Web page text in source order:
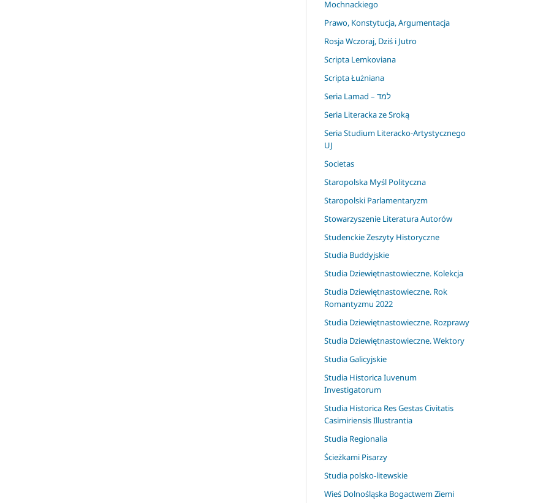
Mochnackiego
Prawo, Konstytucja, Argumentacja
Rosja Wczoraj, Dziś i Jutro
Scripta Lemkoviana
Scripta Łużniana
Seria Lamad – למד
Seria Literacka ze Sroką
Seria Studium Literacko-Artystycznego
UJ
Societas
Staropolska Myśl Polityczna
Staropolski Parlamentaryzm
Stowarzyszenie Literatura Autorów
Studenckie Zeszyty Historyczne
Studia Buddyjskie
Studia Dziewiętnastowieczne. Kolekcja
Studia Dziewiętnastowieczne. Rok
Romantyzmu 2022
Studia Dziewiętnastowieczne. Rozprawy
Studia Dziewiętnastowieczne. Wektory
Studia Galicyjskie
Studia Historica Iuvenum
Investigatorum
Studia Historica Res Gestas Civitatis
Casimiriensis Illustrantia
Studia Regionalia
Ścieżkami Pisarzy
Studia polsko-litewskie
Wieś Dolnośląska Bogactwem Ziemi